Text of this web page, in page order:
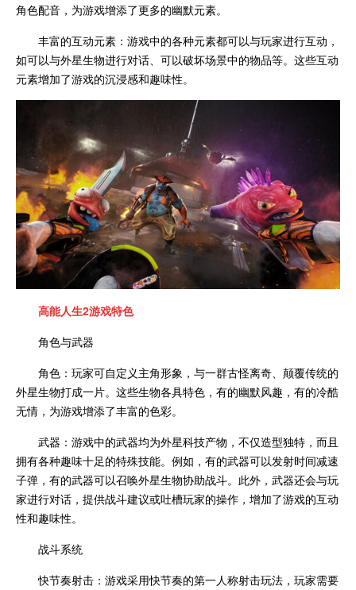
角色配音，为游戏增添了更多的幽默元素。
丰富的互动元素：游戏中的各种元素都可以与玩家进行互动，
如可以与外星生物进行对话、可以破坏场景中的物品等。这些互动
元素增加了游戏的沉浸感和趣味性。
高能人生2游戏特色
角色与武器
角色：玩家可自定义主角形象，与一群古怪离奇、颠覆传统的
外星生物打成一片。这些生物各具特色，有的幽默风趣，有的冷酷
无情，为游戏增添了丰富的色彩。
武器：游戏中的武器均为外星科技产物，不仅造型独特，而且
拥有各种趣味十足的特殊技能。例如，有的武器可以发射时间减速
子弹，有的武器可以召唤外星生物协助战斗。此外，武器还会与玩
家进行对话，提供战斗建议或吐槽玩家的操作，增加了游戏的互动
性和趣味性。
战斗系统
快节奏射击：游戏采用快节奏的第一人称射击玩法，玩家需要